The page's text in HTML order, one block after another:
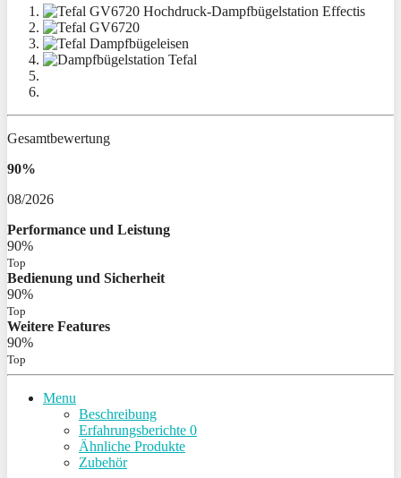
Gesamtbewertung
90%
08/2026
Performance und Leistung
90%
Top
Bedienung und Sicherheit
90%
Top
Weitere Features
90%
Top
Menu
Beschreibung
Erfahrungsberichte 0
Ähnliche Produkte
Zubehör